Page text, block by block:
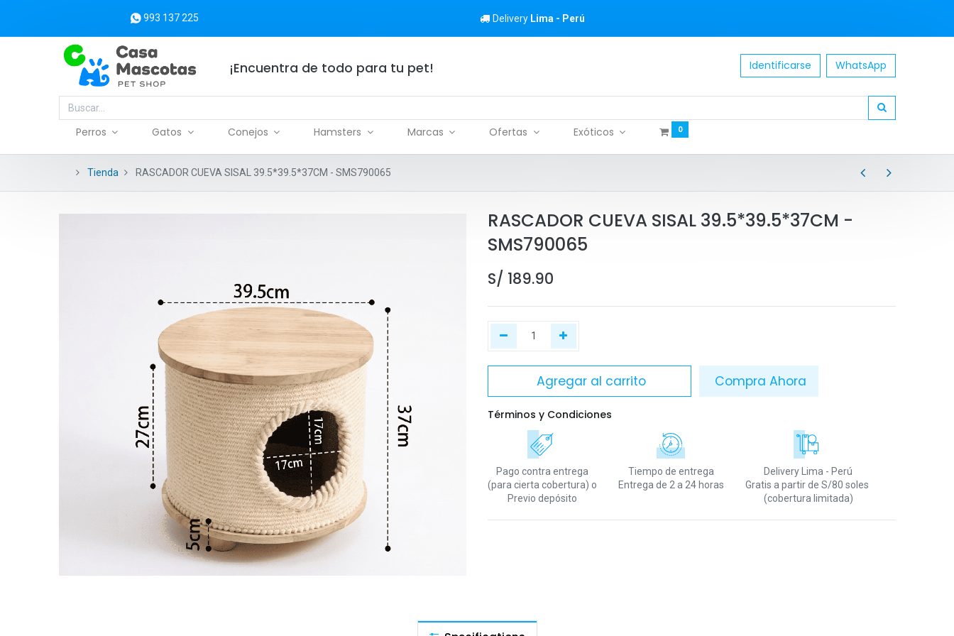
993 137 225 Delivery Lima - Perú
¡Encuentra de todo para tu pet! Identificarse WhatsApp
Perros Gatos Conejos Hamsters Marcas Ofertas Exóticos 0
Tienda RASCADOR CUEVA SISAL 39.5*39.5*37CM - SMS790065
RASCADOR CUEVA SISAL 39.5*39.5*37CM -
SMS790065
S/ 189.90
Agregar al carrito Compra Ahora
Términos y Condiciones
Pago contra entrega
(para cierta cobertura) o
Previo depósito
Tiempo de entrega
Entrega de 2 a 24 horas
Delivery Lima - Perú
Gratis a partir de S/80 soles
(cobertura limitada)